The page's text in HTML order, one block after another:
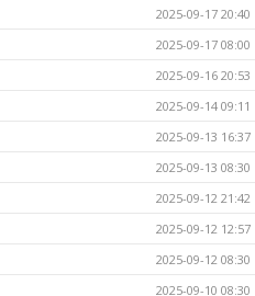
2025-09-17 20:40
2025-09-17 08:00
2025-09-16 20:53
2025-09-14 09:11
2025-09-13 16:37
2025-09-13 08:30
2025-09-12 21:42
2025-09-12 12:57
2025-09-12 08:30
2025-09-10 08:30